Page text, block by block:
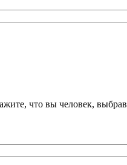
что вы человек, выбрав